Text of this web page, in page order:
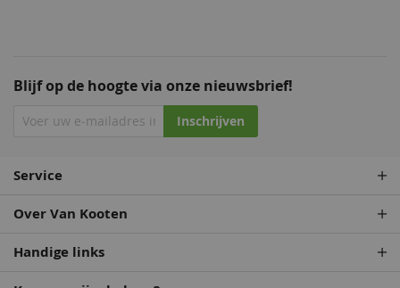
Blijf op de hoogte via onze nieuwsbrief!
Inschrijven
Service
Over Van Kooten
Handige links